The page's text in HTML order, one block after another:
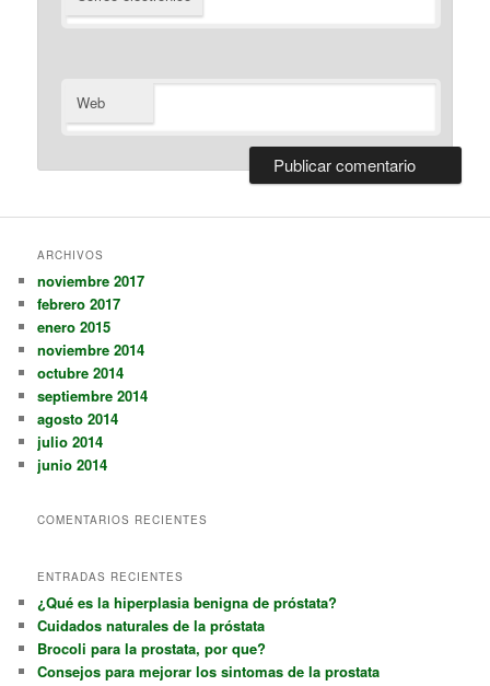
Web
ARCHIVOS
noviembre 2017
febrero 2017
enero 2015
noviembre 2014
octubre 2014
septiembre 2014
agosto 2014
julio 2014
junio 2014
COMENTARIOS RECIENTES
ENTRADAS RECIENTES
¿Qué es la hiperplasia benigna de próstata?
Cuidados naturales de la próstata
Brocoli para la prostata, por que?
Consejos para mejorar los sintomas de la prostata